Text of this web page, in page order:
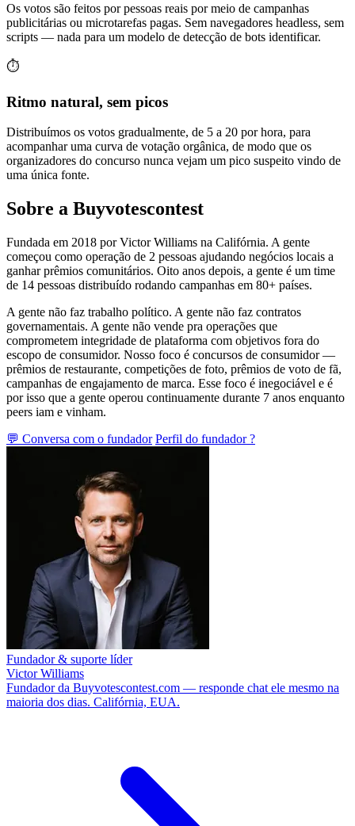
Os votos são feitos por pessoas reais por meio de campanhas
publicitárias ou microtarefas pagas. Sem navegadores headless, sem
scripts — nada para um modelo de detecção de bots identificar.
⏱️
Ritmo natural, sem picos
Distribuímos os votos gradualmente, de 5 a 20 por hora, para
acompanhar uma curva de votação orgânica, de modo que os
organizadores do concurso nunca vejam um pico suspeito vindo de
uma única fonte.
Sobre a Buyvotescontest
Fundada em 2018 por Victor Williams na Califórnia. A gente
começou como operação de 2 pessoas ajudando negócios locais a
ganhar prêmios comunitários. Oito anos depois, a gente é um time
de 14 pessoas distribuído rodando campanhas em 80+ países.
A gente não faz trabalho político. A gente não faz contratos
governamentais. A gente não vende pra operações que
comprometem integridade de plataforma com objetivos fora do
escopo de consumidor. Nosso foco é concursos de consumidor —
prêmios de restaurante, competições de foto, prêmios de voto de fã,
campanhas de engajamento de marca. Esse foco é inegociável e é
por isso que a gente operou continuamente durante 7 anos enquanto
peers iam e vinham.
💬 Conversa com o fundador Perfil do fundador ?
Fundador & suporte líder
Victor Williams
Fundador da Buyvotescontest.com — responde chat ele mesmo na
maioria dos dias. Califórnia, EUA.